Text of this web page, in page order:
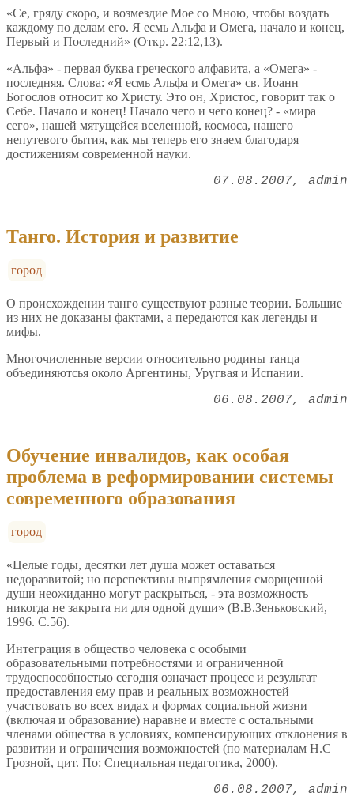
«Се, гряду скоро, и возмездие Мое со Мною, чтобы воздать
каждому по делам его. Я есмь Альфа и Омега, начало и конец,
Первый и Последний» (Откр. 22:12,13).
«Альфа» - первая буква греческого алфавита, а «Омега» -
последняя. Слова: «Я есмь Альфа и Омега» св. Иоанн
Богослов относит ко Христу. Это он, Христос, говорит так о
Себе. Начало и конец! Начало чего и чего конец? - «мира
сего», нашей мятущейся вселенной, космоса, нашего
непутевого бытия, как мы теперь его знаем благодаря
достижениям современной науки.
07.08.2007 admin
Танго. История и развитие
город
О происхождении танго существуют разные теории. Большие
из них не доказаны фактами, а передаются как легенды и
мифы.
Многочисленные версии относительно родины танца
объединяютсья около Аргентины, Уругвая и Испании.
06.08.2007 admin
Обучение инвалидов, как особая
проблема в реформировании системы
современного образования
город
«Целые годы, десятки лет душа может оставаться
недоразвитой; но перспективы выпрямления сморщенной
души неожиданно могут раскрыться, - эта возможность
никогда не закрыта ни для одной души» (В.В.Зеньковский,
1996. С.56).
Интеграция в общество человека с особыми
образовательными потребностями и ограниченной
трудоспособностью сегодня означает процесс и результат
предоставления ему прав и реальных возможностей
участвовать во всех видах и формах социальной жизни
(включая и образование) наравне и вместе с остальными
членами общества в условиях, компенсирующих отклонения в
развитии и ограничения возможностей (по материалам Н.С
Грозной, цит. По: Специальная педагогика, 2000).
06.08.2007 admin